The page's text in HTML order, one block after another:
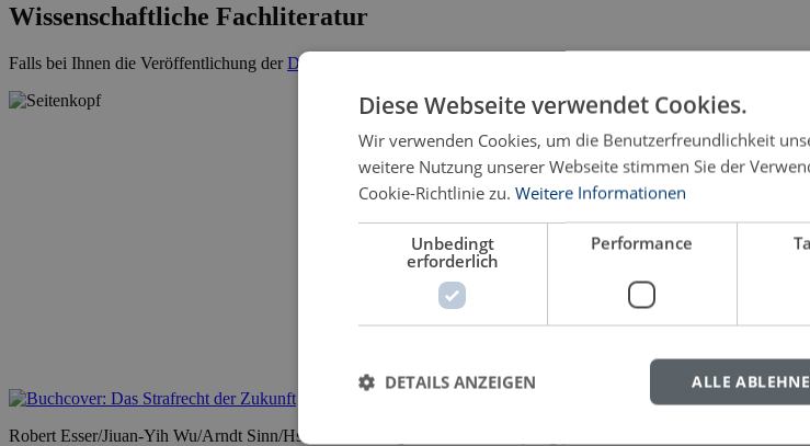
Wissenschaftliche Fachliteratur
Falls bei Ihnen die Veröffentlichung derDissertation
Robert Esser/Jiuan-Yih Wu/Arndt Sinn/Hsiao-Wen Wang/Mark A. Zöller (Hrsg.)
Diese Webseite verwendet Cookies.
Wir verwenden Cookies, um die Benutzerfreundlichkeit
weitere Nutzung unserer Webseite stimmen Sie der
Cookie-Richtlinie zu. Weitere Informationen
Unbedingt
erforderlich
Performance
ALLE
DETAILS ANZEIGEN